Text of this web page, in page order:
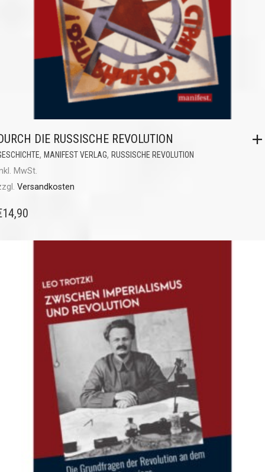
DIE RUSSISCHE REVOLUTION
, MANIFEST VERLAG, RUSSISCHE REVOLUTION
MwSt.
Versandkosten
14,90